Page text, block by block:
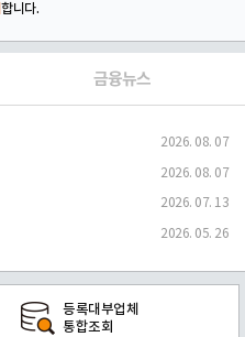
합니다.
금융뉴스
2026. 08. 07
2026. 08. 07
2026. 07. 13
2026. 05. 26
등록대부업체
통합조회